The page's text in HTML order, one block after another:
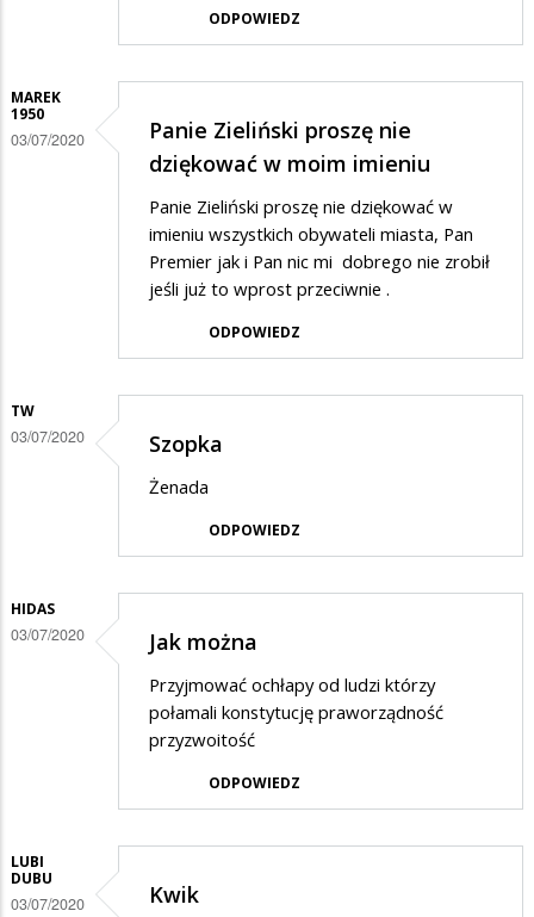
ODPOWIEDZ
MAREK
1950
03/07/2020
Panie Zieliński proszę nie
dziękować w moim imieniu
Panie Zieliński proszę nie dziękować w
imieniu wszystkich obywateli miasta, Pan
Premier jak i Pan nic mi dobrego nie zrobił
jeśli już to wprost przeciwnie .
ODPOWIEDZ
TW
03/07/2020 Szopka
Żenada
ODPOWIEDZ
HIDAS
03/07/2020 Jak można
Przyjmować ochłapy od ludzi którzy
połamali konstytucję praworządność
przyzwoitość
ODPOWIEDZ
LUBI
DUBU
03/07/2020 Kwik